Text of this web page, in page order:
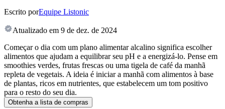
Escrito porEquipe Listonic
Atualizado em 9 de dez. de 2024
Começar o dia com um plano alimentar alcalino significa escolher
alimentos que ajudam a equilibrar seu pH e a energizá-lo. Pense em
smoothies verdes, frutas frescas ou uma tigela de café da manhã
repleta de vegetais. A ideia é iniciar a manhã com alimentos à base
de plantas, ricos em nutrientes, que estabelecem um tom positivo
para o resto do seu dia.
Obtenha a lista de compras